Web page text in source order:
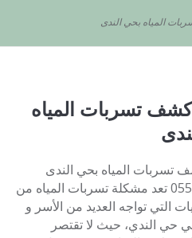
المياه بحي الندى
تسربات المياه
المياه بحي الندى
0553445129 تعد مشكلة تسربات المياه من
التي تواجه العديد من الأسر و
حي الندي، حيث لا تقتصر